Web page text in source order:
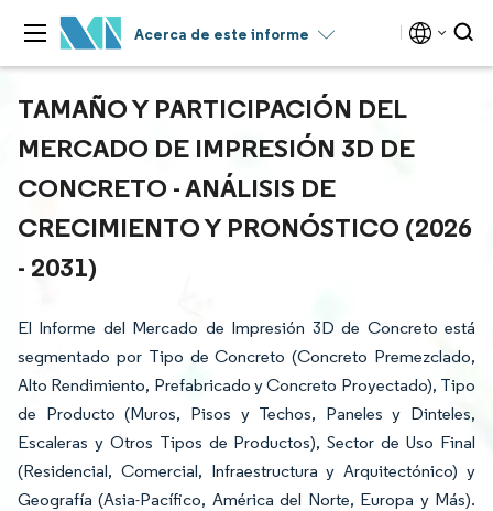
Acerca de este informe
TAMAÑO Y PARTICIPACIÓN DEL
MERCADO DE IMPRESIÓN 3D DE
CONCRETO - ANÁLISIS DE
CRECIMIENTO Y PRONÓSTICO (2026
- 2031)
El Informe del Mercado de Impresión 3D de Concreto está
segmentado por Tipo de Concreto (Concreto Premezclado,
Alto Rendimiento, Prefabricado y Concreto Proyectado), Tipo
de Producto (Muros, Pisos y Techos, Paneles y Dinteles,
Escaleras y Otros Tipos de Productos), Sector de Uso Final
(Residencial, Comercial, Infraestructura y Arquitectónico) y
Geografía (Asia-Pacífico, América del Norte, Europa y Más).